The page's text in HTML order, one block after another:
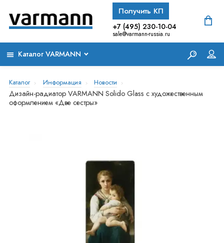
Получить КП
+7 (495) 230-10-04
sale@varmann-russia.ru
Каталог VARMANN
Каталог Информация Новости
Дизайн-радиатор VARMANN Solido Glass с художественным
оформлением «Две сестры»